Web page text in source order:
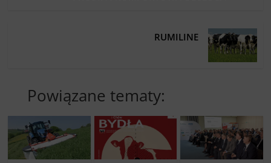
RUMILINE
Powiązane tematy: